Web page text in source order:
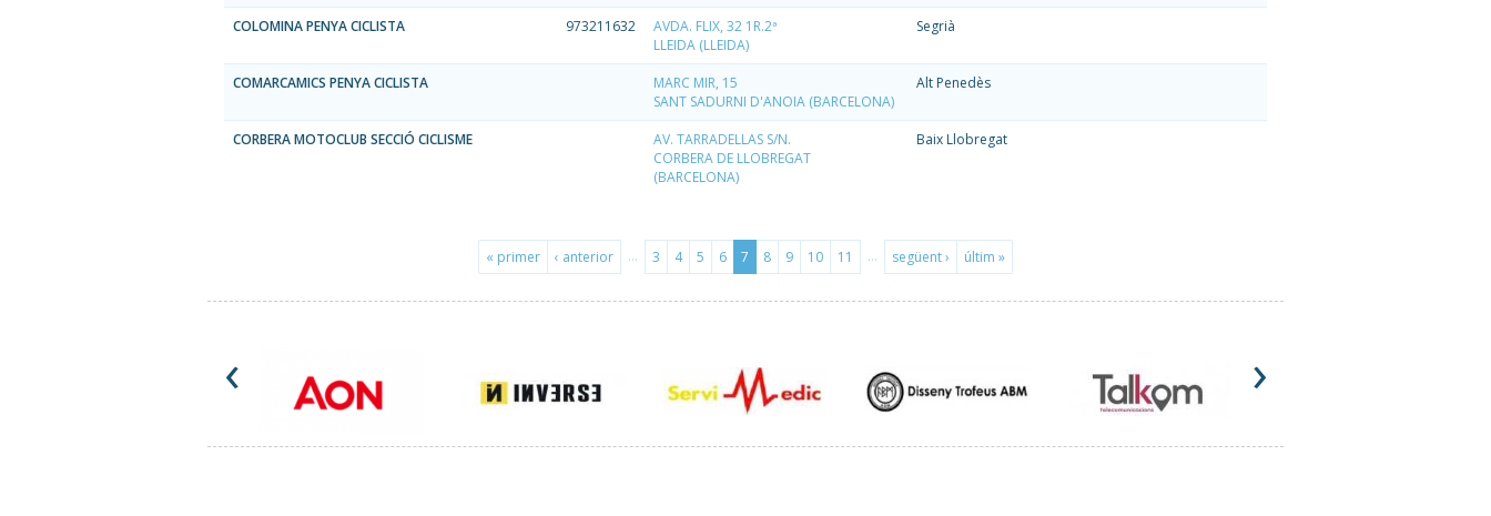
COLOMINA PENYA CICLISTA 973211632
AVDA. FLIX, 32 1R.2ª
LLEIDA (LLEIDA)
Segrià
COMARCAMICS PENYA CICLISTA
MARC MIR, 15
SANT SADURNI D'ANOIA (BARCELONA)
Alt Penedès
CORBERA MOTOCLUB SECCIÓ CICLISME
AV. TARRADELLAS S/N.
CORBERA DE LLOBREGAT
(BARCELONA)
Baix Llobregat
« primer ‹ anterior … 3 4 5 6 7 8 9 10 11 … següent › últim »
‹ ›